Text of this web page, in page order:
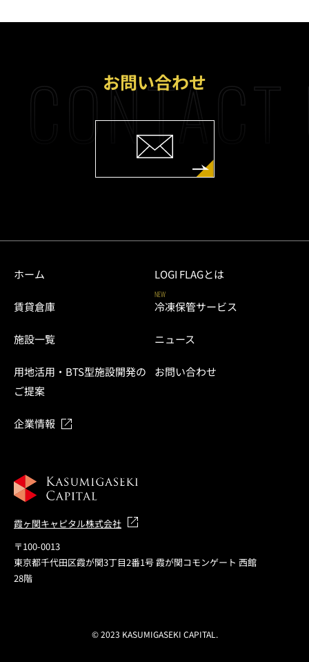
お問い合わせ
ホーム LOGI FLAGとは
賃貸倉庫
NEW
冷凍保管サービス
施設一覧 ニュース
用地活用・BTS型施設開発の
ご提案
お問い合わせ
企業情報
霞ヶ関キャピタル株式会社
〒100-0013
東京都千代田区霞が関3丁目2番1号 霞が関コモンゲート 西館
28階
© 2023 KASUMIGASEKI CAPITAL.